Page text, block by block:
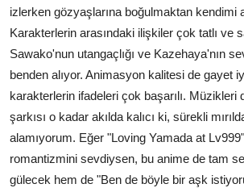
izlerken gözyaşlarına boğulmaktan kendimi
Karakterlerin arasındaki ilişkiler çok tatlı ve
Sawako'nun utangaçlığı ve Kazehaya'nın
benden alıyor. Animasyon kalitesi de gayet
karakterlerin ifadeleri çok başarılı. Müzikleri
şarkısı o kadar akılda kalıcı ki, sürekli
alamıyorum. Eğer "Loving Yamada at
romantizmini sevdiysen, bu anime de tam
gülecek hem de "Ben de böyle bir aşk